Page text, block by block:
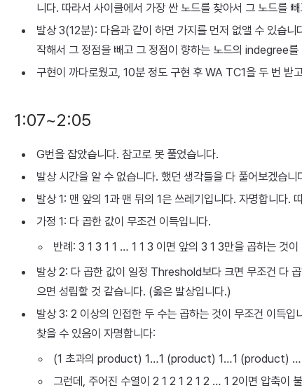
니다. 따라서 사이클에서 가장 싼 노드를 찾아서 그 노드를
발상 3(12분): 다음과 같이 하면 가지를 먼저 없앨 수 있습
작해서 그 정점을 빼고 그 정점이 향하는 노드의 indegree
구현이 까다로웠고, 10분 정도 구현 후 WA TC1을 두 번 받
1:07~2:05
G번을 잡았습니다. 참고로 못 풀었습니다.
발상 시간을 알 수 없습니다. 했던 생각들을 다 풀어보겠습니
발상 1: 맨 앞의 1과 맨 뒤의 1은 쓰레기입니다. 자명합니다.
가정 1: 다 곱한 값이 무조건 이득입니다.
반례: 3 1 3 1 1 … 1 1 3 이면 앞의 3 1 3만을 곱하는 것이
발상 2: 다 곱한 값이 일정 Threshold보다 크면 무조건 다
으면 성립할 것 같습니다. (옳은 발상입니다.)
발상 3: 2 이상의 인접한 두 수는 곱하는 것이 무조건 이득
찾을 수 있음이 자명합니다:
(1 초과의 product) 1…1 (product) 1…1 (product)
그런데, 주어진 수열이 2 1 2 1 2 1 2 … 1 2이면 압축이